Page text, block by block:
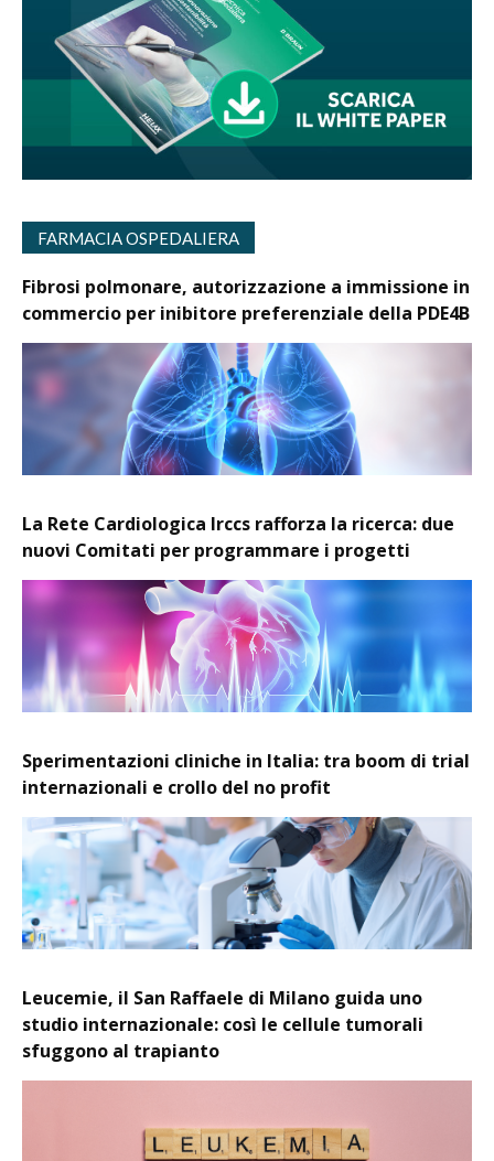
FARMACIA OSPEDALIERA
Fibrosi polmonare, autorizzazione a immissione in
commercio per inibitore preferenziale della PDE4B
La Rete Cardiologica Irccs rafforza la ricerca: due
nuovi Comitati per programmare i progetti
Sperimentazioni cliniche in Italia: tra boom di trial
internazionali e crollo del no profit
Leucemie, il San Raffaele di Milano guida uno
studio internazionale: così le cellule tumorali
sfuggono al trapianto